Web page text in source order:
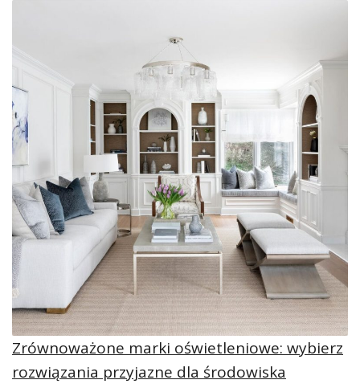
Zrównoważone marki oświetleniowe: wybierz
rozwiązania przyjazne dla środowiska